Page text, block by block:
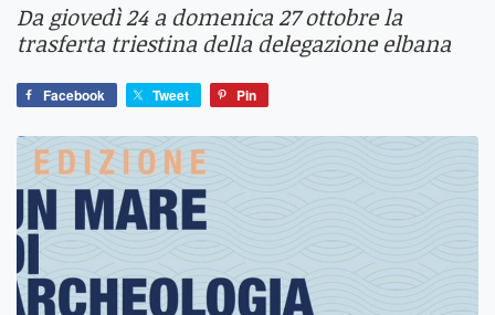
Da giovedì 24 a domenica 27 ottobre la
trasferta triestina della delegazione elbana
Facebook Tweet Pin